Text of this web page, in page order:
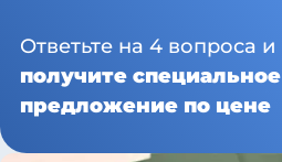
Ответьте на 4 вопроса и
получите специальное
предложение по цене